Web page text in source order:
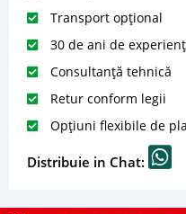
Transport opțional
30 de ani de
Consultanță tehnică
Retur conform legii
Opțiuni flexibile de
Distribuie in Chat: